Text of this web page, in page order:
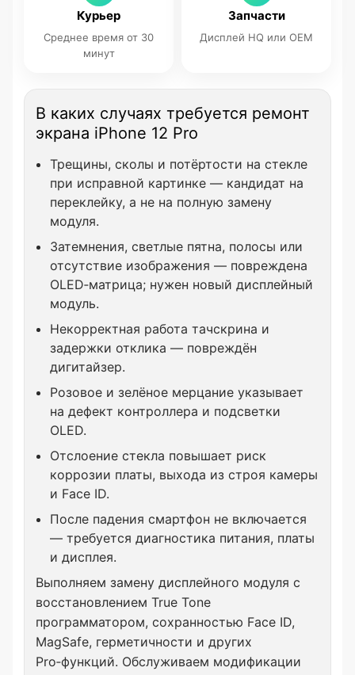
Курьер
Среднее время от 30
минут
Запчасти
Дисплей HQ или OEM
В каких случаях требуется ремонт
экрана iPhone 12 Pro
Трещины, сколы и потёртости на стекле
при исправной картинке — кандидат на
переклейку, а не на полную замену
модуля.
Затемнения, светлые пятна, полосы или
отсутствие изображения — повреждена
OLED‑матрица; нужен новый дисплейный
модуль.
Некорректная работа тачскрина и
задержки отклика — повреждён
дигитайзер.
Розовое и зелёное мерцание указывает
на дефект контроллера и подсветки
OLED.
Отслоение стекла повышает риск
коррозии платы, выхода из строя камеры
и Face ID.
После падения смартфон не включается
— требуется диагностика питания, платы
и дисплея.
Выполняем замену дисплейного модуля с
восстановлением True Tone
программатором, сохранностью Face ID,
MagSafe, герметичности и других
Pro‑функций. Обслуживаем модификации